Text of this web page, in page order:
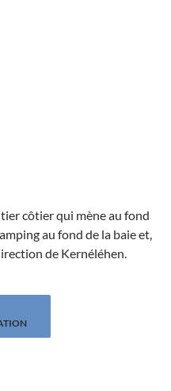
côtier qui mène au fond
au fond de la baie et,
de Kernéléhen.